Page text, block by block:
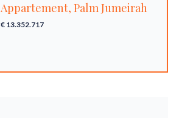
Appartement, Palm Jumeirah
€ 13.352.717